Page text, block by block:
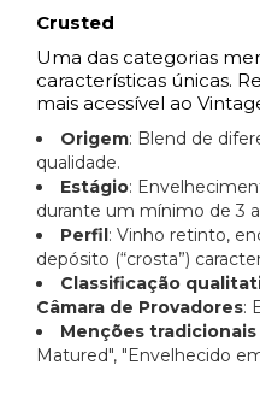
Crusted
Uma das categorias
características únicas.
mais acessível ao
Origem: Blend de
qualidade.
Estágio:
durante um mínimo de 3
Perfil : Vinho retinto,
depósito (“crosta”)
Classificação
Câmara de Provadores:
Menções tradicionais
Matured", "Envelhecido